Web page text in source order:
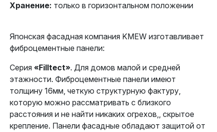
Хранение: только в горизонтальном положении
Японская фасадная компания KMEW изготавливает
фиброцементные панели:
Серия «Filltect». Для домов малой и средней
этажности. Фиброцементные панели имеют
толщину 16мм, четкую структурную фактуру,
которую можно рассматривать с близкого
расстояния и не найти никаких огрехов,, скрытое
крепление. Панели фасадные обладают защитой от